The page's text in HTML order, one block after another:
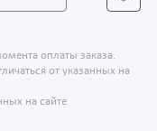
оплаты заказа.
от указанных на
на сайте